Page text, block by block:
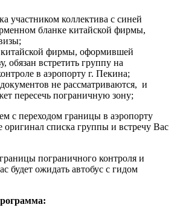
участником коллектива с синей
бланке китайской фирмы,
китайской фирмы, оформившей
обязан встретить группу на
в аэропорту г. Пекина;
не рассматриваются, и
пересечь пограничную зону;
с переходом границы в аэропорту
оригинал списка группы и встречу Вас
пограничного контроля и
будет ожидать автобус с гидом